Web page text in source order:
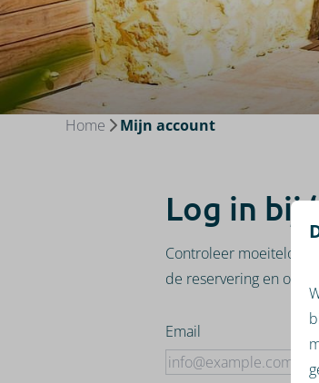
Home Mijn account
Log in bij
Controleer moeiteloos
de reservering en
Email